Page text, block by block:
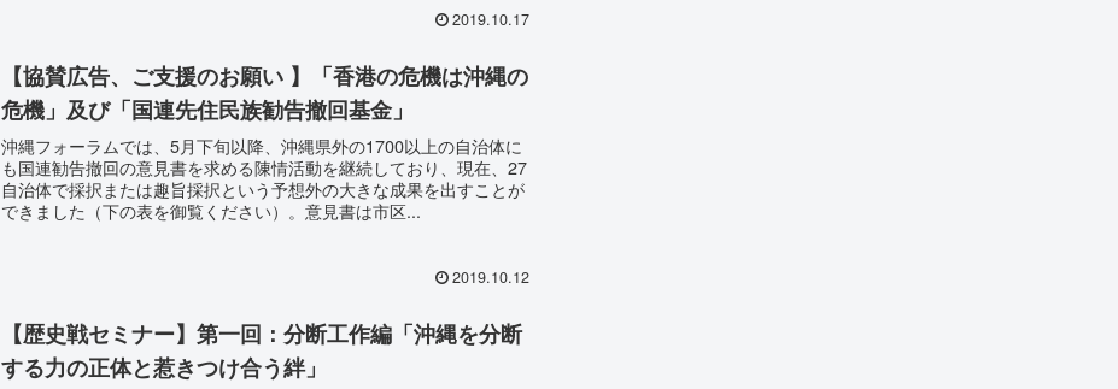
2019.10.17
【協賛広告、ご支援のお願い 】「香港の危機は沖縄の
危機」及び「国連先住民族勧告撤回基金」
沖縄フォーラムでは、5月下旬以降、沖縄県外の1700以上の自治体に
も国連勧告撤回の意見書を求める陳情活動を継続しており、現在、27
自治体で採択または趣旨採択という予想外の大きな成果を出すことが
できました（下の表を御覧ください）。意見書は市区...
2019.10.12
【歴史戦セミナー】第一回：分断工作編「沖縄を分断
する力の正体と惹きつけ合う絆」